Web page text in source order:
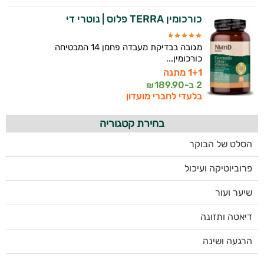
כורכומין TERRA פלוס | נוטרי די
מגובה בבדיקת מעבדה פחמן 14 המבטיחה
כורכומין...
1+1 מתנה
2 ב-
189.90
₪
בלעדי לחברי מועדון
בחירת קטגוריה
הסלט של הבוקר
פרוביוטיקה ועיכול
שיער ועור
דיאטה ותזונה
הרגעה ושינה